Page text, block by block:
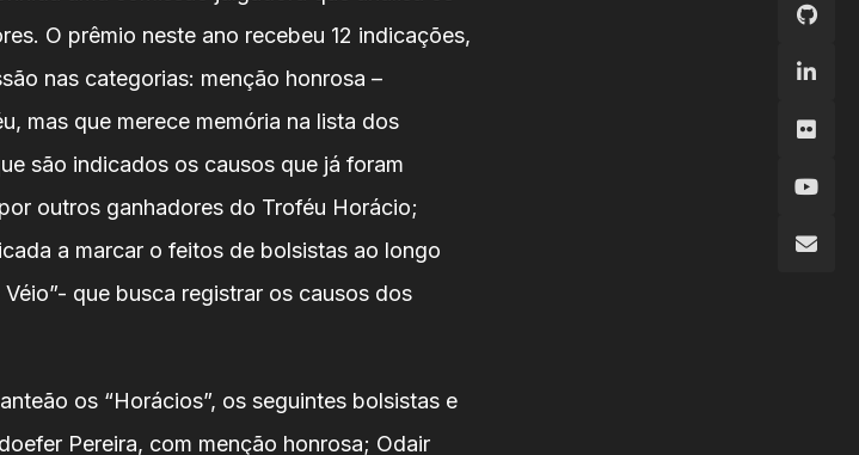
O prêmio neste ano recebeu 12 indicações,
nas categorias: menção honrosa –
mas que merece memória na lista dos
são indicados os causos que já foram
outros ganhadores do Troféu Horácio;
a marcar o feitos de bolsistas ao longo
que busca registrar os causos dos
os “Horácios”, os seguintes bolsistas e
Pereira, com menção honrosa; Odair